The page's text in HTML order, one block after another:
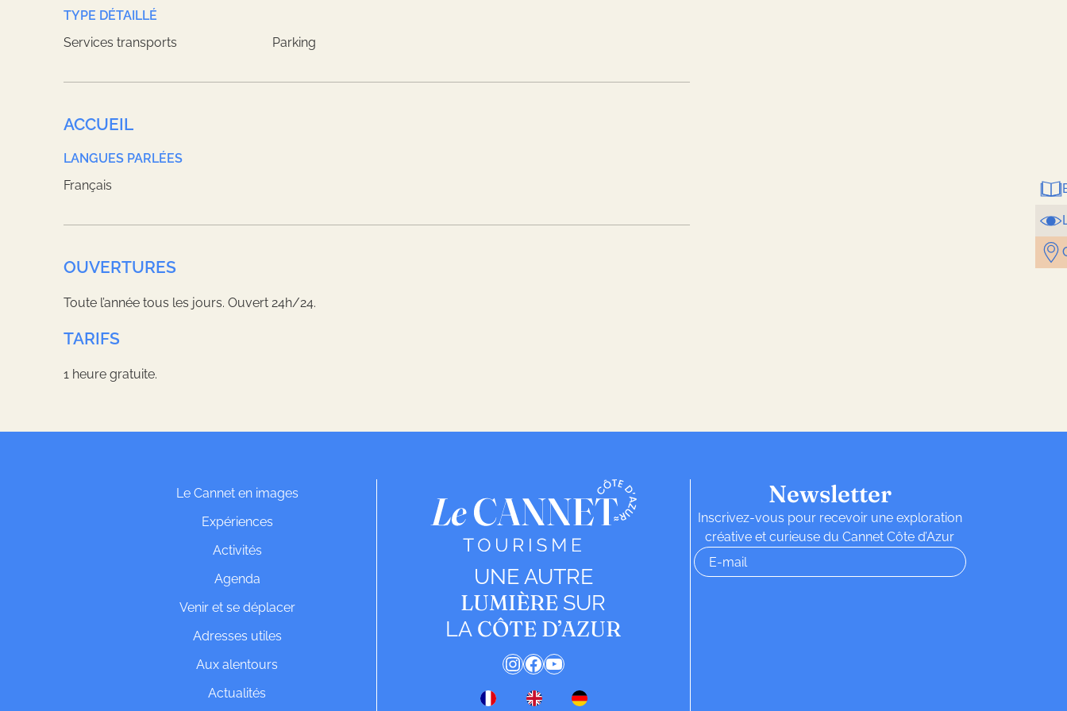
TYPE DÉTAILLÉ
Services transports
Parking
ACCUEIL
LANGUES PARLÉES
Français
OUVERTURES
Toute l’année tous les jours. Ouvert 24h/24.
TARIFS
1 heure gratuite.
Le Cannet en images
Expériences
Activités
Agenda
Venir et se déplacer
Adresses utiles
Aux alentours
Actualités
UNE AUTRE
LUMIÈRE SUR
LA CÔTE D’AZUR
Instagram
Facebook
YouTube
Newsletter
Inscrivez-vous pour recevoir une exploration
créative et curieuse du Cannet Côte d’Azur